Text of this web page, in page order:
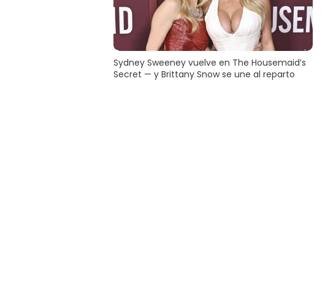
Sydney Sweeney vuelve en The Housemaid’s
Secret — y Brittany Snow se une al reparto